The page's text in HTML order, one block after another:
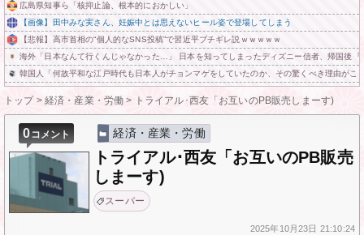
広島県知事ら「核抑止論、根本的におかしい」
【画像】田中みな実さん、妊娠中とは思えないヒール姿で登場してしまう
【悲報】高市首相の“個人的なSNS投稿”で習近平ブチギレ説ｗｗｗｗｗ
海外「日本なんて行くんじゃなかった…」 日本を知ってしまったディズニー信者、帰国後『
韓国人「何故平和な江戸時代も日本人がチョンマゲをしていたのか、その驚くべき理由が
トップ> 経済・産業・労働 > トライアル･西友「お互いのPB販売しまーす)
0コメント 経済・産業・労働
トライアル･西友「お互いのPB販売
しまーす)
スーパー
2025年10月23日 21:10:24